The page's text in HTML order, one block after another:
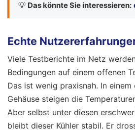
💡 Das könnte Sie interessieren:
Echte
Viele Testberichte im Netz
Bedingungen auf einem offenen
Das ist wenig praxisnah. In einem
Gehäuse steigen die
Aber selbst unter diesen
bleibt dieser Kühler stabil. Er